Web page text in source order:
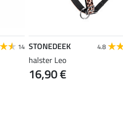
14 STONEDEEK 4.8
halster Leo
16,90 €